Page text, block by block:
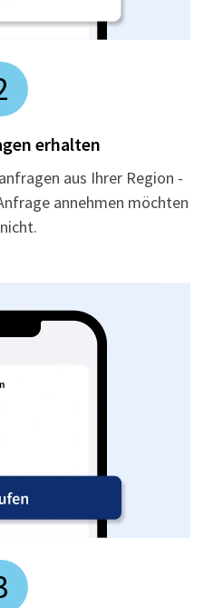
erhalten
aus Ihrer Region -
annehmen möchten